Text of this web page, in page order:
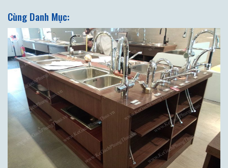
Cùng Danh Mục: